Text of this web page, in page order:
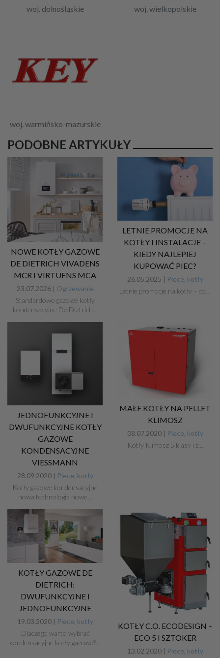
woj. dolnośląskie woj. wielkopolskie
woj. warmińsko-mazurskie
PODOBNE ARTYKUŁY
NOWE KOTŁY GAZOWE
DE DIETRICH VIVADENS
MCR I VIRTUENS MCA
23.07.2026 | Ogrzewanie
Standardowo gazowe kotły
kondensacyjne De Dietrich…
LETNIE PROMOCJE NA
KOTŁY I INSTALACJE –
KIEDY NAJLEPIEJ
KUPOWAĆ PIEC?
26.05.2025 |
Piece, kotły
Letnie promocje na kotły – co…
JEDNOFUNKCYJNE I
DWUFUNKCYJNE KOTŁY
GAZOWE
KONDENSACYJNE
VIESSMANN
28.09.2020 | Piece, kotły
Kotły gazowe kondensacyjne
nowa technologia nowe…
MAŁE KOTŁY NA PELLET
KLIMOSZ
08.07.2020 | Piece, kotły
Kotły Klimosz 5 klasy i z…
KOTŁY GAZOWE DE
DIETRICH:
DWUFUNKCYJNE I
JEDNOFUNKCYJNE
19.03.2020 | Piece, kotły
Dlaczego warto wybrać
kondensacyjne kotły gazowe?…
KOTŁY C.O. ECODESIGN –
ECO 5 I SZTOKER
13.02.2020 | Piece, kotły